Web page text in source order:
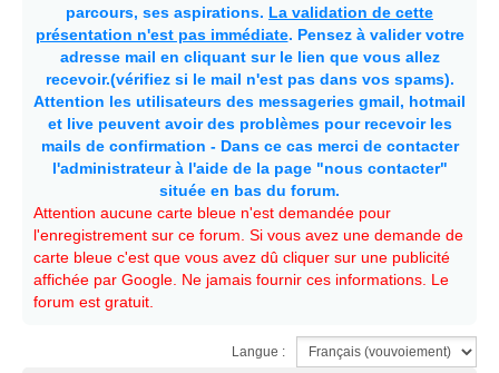
parcours, ses aspirations. La validation de cette
présentation n'est pas immédiate. Pensez à valider votre
adresse mail en cliquant sur le lien que vous allez
recevoir.(vérifiez si le mail n'est pas dans vos spams).
Attention les utilisateurs des messageries gmail, hotmail
et live peuvent avoir des problèmes pour recevoir les
mails de confirmation - Dans ce cas merci de contacter
l'administrateur à l'aide de la page "nous contacter"
située en bas du forum.
Attention aucune carte bleue n'est demandée pour
l'enregistrement sur ce forum. Si vous avez une demande de
carte bleue c'est que vous avez dû cliquer sur une publicité
affichée par Google. Ne jamais fournir ces informations. Le
forum est gratuit.
Langue :